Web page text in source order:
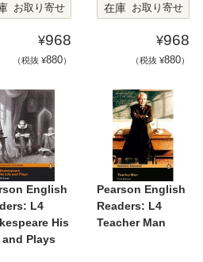
お取り寄せ
¥968
（税抜 ¥880）
在庫 お取り寄せ
¥968
（税抜 ¥880）
English
L4
His
Plays
Pearson English
Readers: L4
Teacher Man